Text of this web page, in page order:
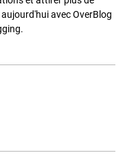
avec OverBlog